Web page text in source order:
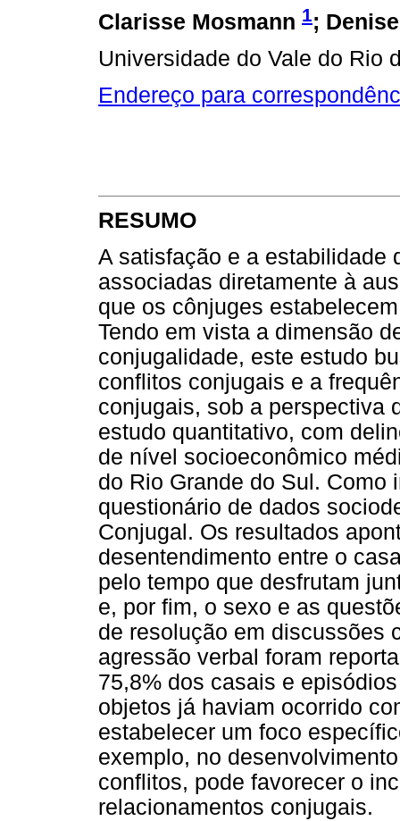
Clarisse Mosmann 1;
Universidade do Vale do Rio
Endereço para
RESUMO
A satisfação e a estabilidade
associadas diretamente à
que os cônjuges
Tendo em vista a dimensão
conjugalidade, este estudo
conflitos conjugais e a
conjugais, sob a perspectiva
estudo quantitativo, com
de nível socioeconômico
do Rio Grande do Sul. Como
questionário de dados
Conjugal. Os resultados
desentendimento entre o
pelo tempo que desfrutam
e, por fim, o sexo e as
de resolução em discussões
agressão verbal foram
75,8% dos casais e
objetos já haviam ocorrido
estabelecer um foco
exemplo, no
conflitos, pode favorecer o
relacionamentos conjugais.